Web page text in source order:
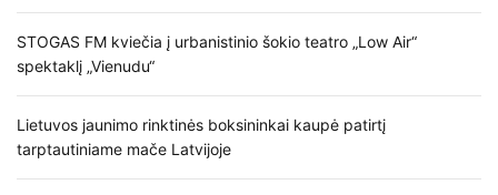
STOGAS FM kviečia į urbanistinio šokio teatro „Low Air“
spektaklį „Vienudu“
Lietuvos jaunimo rinktinės boksininkai kaupė patirtį
tarptautiniame mače Latvijoje